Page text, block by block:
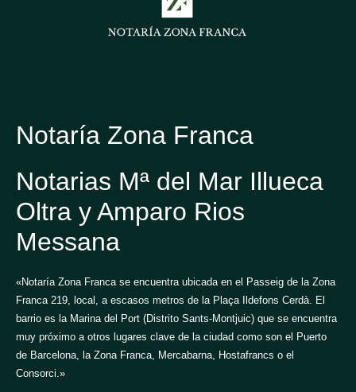
Notaría Zona Franca
Notarias Mª del Mar Illueca
Oltra y Amparo Rios
Messana
«Notaría Zona Franca se encuentra ubicada en el Passeig de la Zona
Franca 219, local, a escasos metros de la Plaça Ildefons Cerdà. El
barrio es la Marina del Port (Distrito Sants-Montjuic) que se encuentra
muy próximo a otros lugares clave de la ciudad como son el Puerto
de Barcelona, la Zona Franca, Mercabarna, Hostafrancs o el
Consorci.»